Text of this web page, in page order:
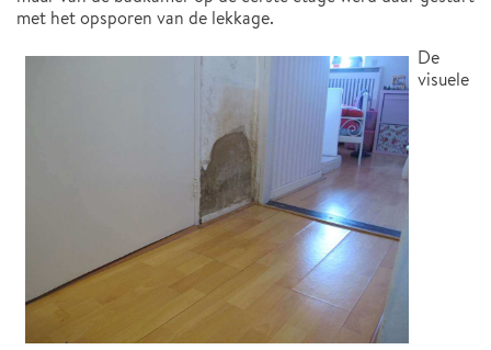
met het opsporen van de lekkage.
De
visuele